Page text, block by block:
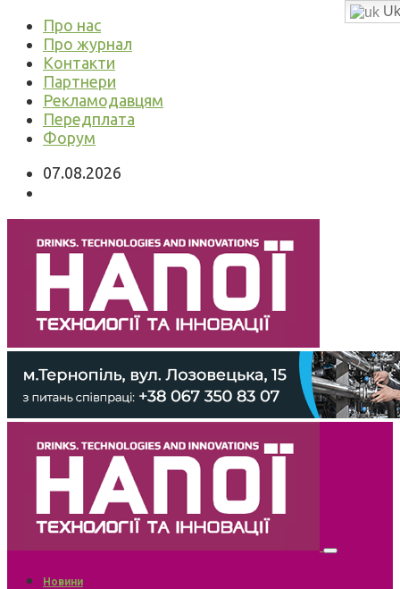
Про нас
Про журнал
Контакти
Партнери
Рекламодавцям
Передплата
Форум
07.08.2026
Новини